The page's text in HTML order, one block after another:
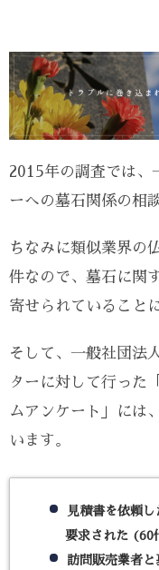
2015年の調査では、
ーへの墓石関係の相
ちなみに類似業界の
件なので、墓石に関
寄せられていること
そして、一般社団法
ターに対して行った
ムアンケート」には
います。
見積書を依頼
要求された (60
訪問販売業者